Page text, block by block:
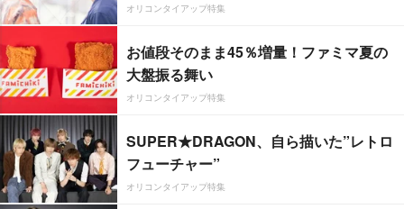
オリコンタイアップ特集
お値段そのまま45％増量！ファミマ夏の
大盤振る舞い
オリコンタイアップ特集
SUPER★DRAGON、自ら描いた”レトロ
フューチャー”
オリコンタイアップ特集